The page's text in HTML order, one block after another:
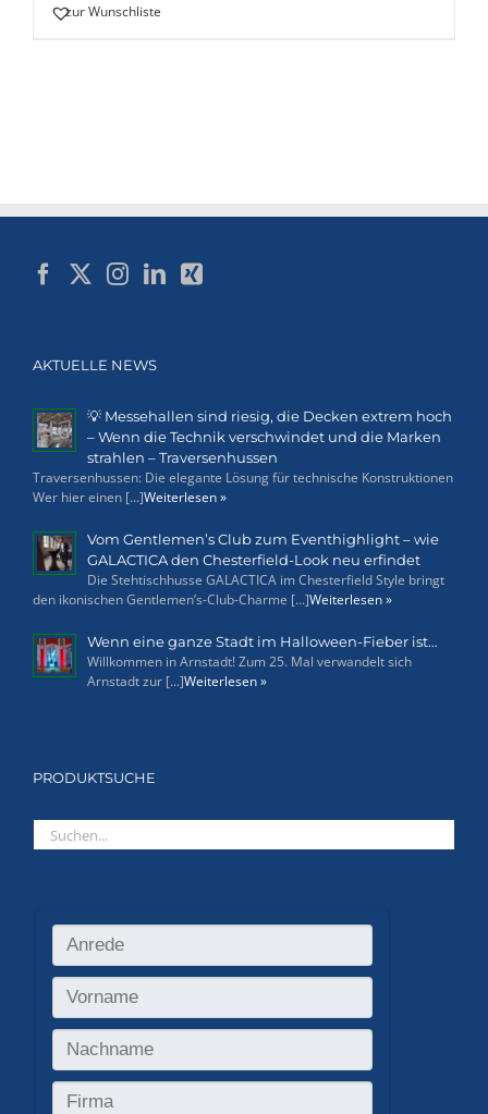
zur Wunschliste
AKTUELLE NEWS
💡 Messehallen sind riesig, die Decken extrem hoch
– Wenn die Technik verschwindet und die Marken
strahlen – Traversenhussen
Traversenhussen: Die elegante Lösung für technische Konstruktionen
Wer hier einen [...]Weiterlesen »
Vom Gentlemen’s Club zum Eventhighlight – wie
GALACTICA den Chesterfield-Look neu erfindet
Die Stehtischhusse GALACTICA im Chesterfield Style bringt
den ikonischen Gentlemen’s-Club-Charme [...]Weiterlesen »
Wenn eine ganze Stadt im Halloween-Fieber ist…
Willkommen in Arnstadt! Zum 25. Mal verwandelt sich
Arnstadt zur [...]Weiterlesen »
PRODUKTSUCHE